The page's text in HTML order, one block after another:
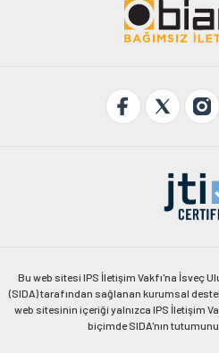
Bu web sitesi IPS İletişim Vakfı'na İsveç
(SIDA) tarafından sağlanan kurumsal
web sitesinin içeriği yalnızca IPS İletişim
biçimde SIDA'nın